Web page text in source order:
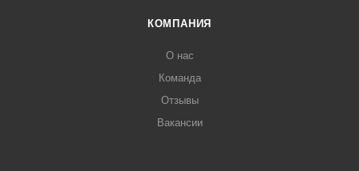
КОМПАНИЯ
О нас
Команда
Отзывы
Вакансии